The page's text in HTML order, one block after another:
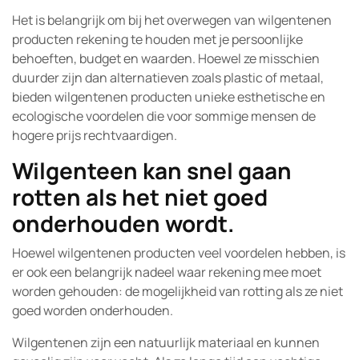
Het is belangrijk om bij het overwegen van wilgentenen
producten rekening te houden met je persoonlijke
behoeften, budget en waarden. Hoewel ze misschien
duurder zijn dan alternatieven zoals plastic of metaal,
bieden wilgentenen producten unieke esthetische en
ecologische voordelen die voor sommige mensen de
hogere prijs rechtvaardigen.
Wilgenteen kan snel gaan
rotten als het niet goed
onderhouden wordt.
Hoewel wilgentenen producten veel voordelen hebben, is
er ook een belangrijk nadeel waar rekening mee moet
worden gehouden: de mogelijkheid van rotting als ze niet
goed worden onderhouden.
Wilgentenen zijn een natuurlijk materiaal en kunnen